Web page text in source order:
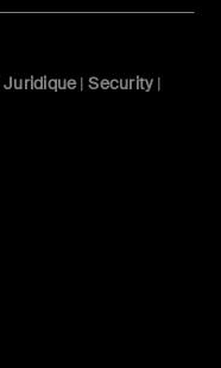
Juridique|Security |